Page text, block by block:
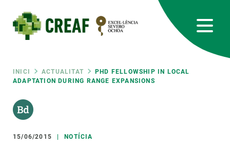
contingut
Fil
d'ariadna
INICI ACTUALITAT
PHD FELLOWSHIP IN LOCAL
ADAPTATION DURING RANGE EXPANSIONS
15/06/2015 NOTÍCIA
RRSS
Featured
responsive
INTRANET